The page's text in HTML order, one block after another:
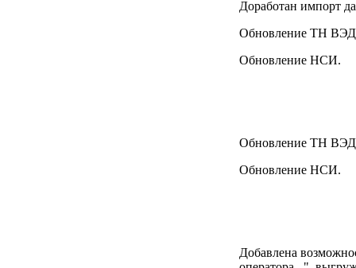
Доработан импорт
Обновление ТН
Обновление НСИ.
Обновление ТН
Обновление НСИ.
Добавлена